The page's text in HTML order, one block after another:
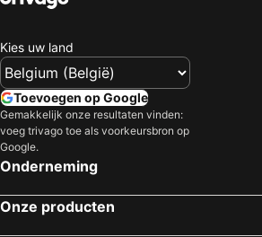
Kies uw land
Toevoegen op Google
Gemakkelijk onze resultaten vinden:
voeg trivago toe als voorkeursbron op
Google.
Onderneming
Onze producten